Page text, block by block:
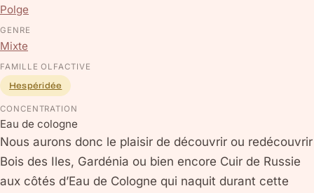
Polge
GENRE
Mixte
FAMILLE OLFACTIVE
Hespéridée
CONCENTRATION
Eau de cologne
Nous aurons donc le plaisir de découvrir ou redécouvrir
Bois des Iles, Gardénia ou bien encore Cuir de Russie
aux côtés d’Eau de Cologne qui naquit durant cette